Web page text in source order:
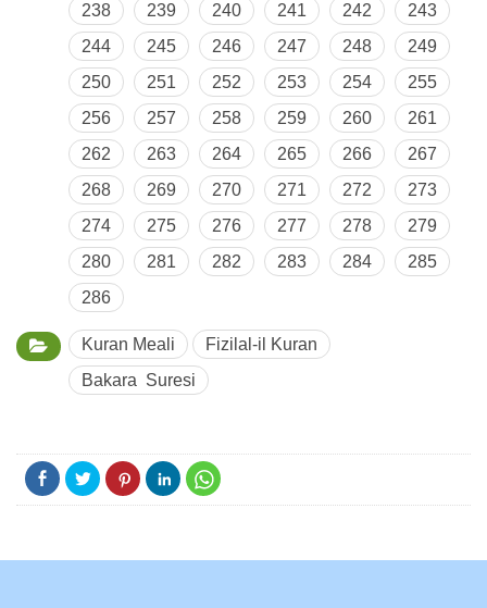
238 239 240 241 242
243
244
245 246 247 248
249
250
251 252 253 254
255
256
257 258 259 260
261
262
263 264 265 266
267
268
269 270 271 272
273
274
275 276 277 278
279
280
281 282 283 284
285
286
Kuran Meali
Fizilal-il Kuran
Bakara Suresi